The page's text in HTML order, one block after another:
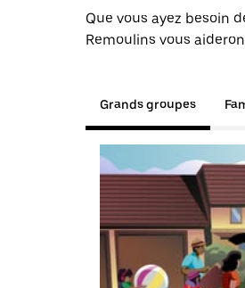
Que vous ayez besoin
Remoulins vous
Grands groupes